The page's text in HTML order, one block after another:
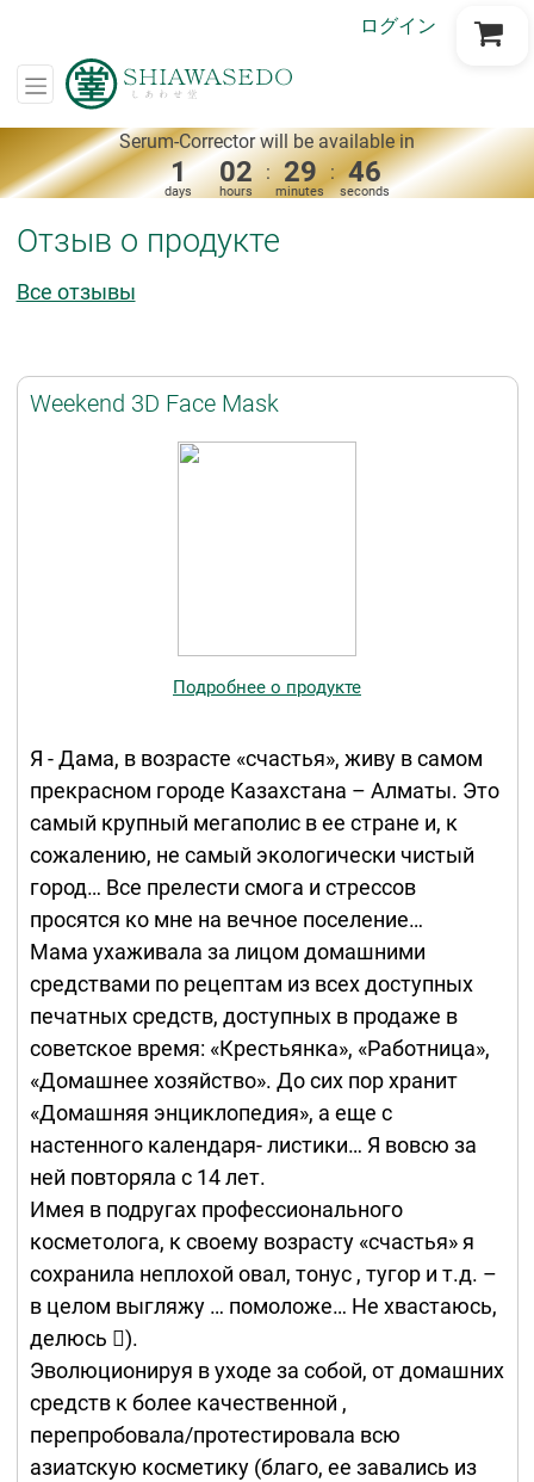
ログイン
Go to Cart
Serum-Corrector will be available in
1
days
02
hours
: 29
minutes
: 45
seconds
Отзыв о продукте
Все отзывы
Weekend 3D Face Mask
Подробнее о продукте
Я - Дама, в возрасте «счастья», живу в самом
прекрасном городе Казахстана – Алматы. Это
самый крупный мегаполис в ее стране и, к
сожалению, не самый экологически чистый
город… Все прелести смога и стрессов
просятся ко мне на вечное поселение…
Мама ухаживала за лицом домашними
средствами по рецептам из всех доступных
печатных средств, доступных в продаже в
советское время: «Крестьянка», «Работница»,
«Домашнее хозяйство». До сих пор хранит
«Домашняя энциклопедия», а еще с
настенного календаря- листики… Я вовсю за
ней повторяла с 14 лет.
Имея в подругах профессионального
косметолога, к своему возрасту «счастья» я
сохранила неплохой овал, тонус , тугор и т.д. –
в целом выгляжу … помоложе… Не хвастаюсь,
делюсь ).
Эволюционируя в уходе за собой, от домашних
средств к более качественной ,
перепробовала/протестировала всю
азиатскую косметику (благо, ее завались из